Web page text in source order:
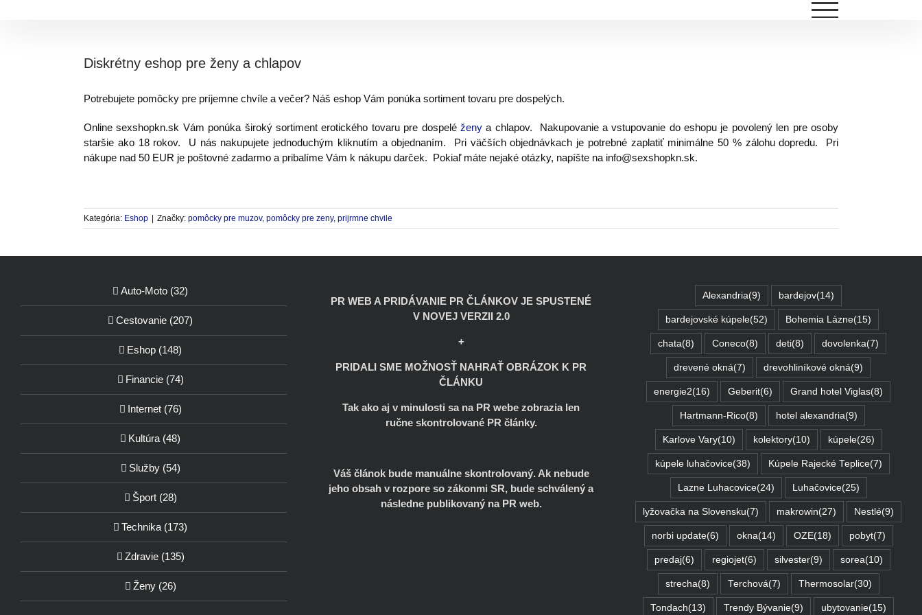
Diskrétny eshop pre ženy a chlapov
Potrebujete pomôcky pre príjemne chvíle a večer? Náš eshop Vám ponúka sortiment tovaru pre dospelých.
Online sexshopkn.sk Vám ponúka široký sortiment erotického tovaru pre dospelé ženya chlapov. Nakupovanie a vstupovanie do eshopu je povolený len pre osoby
staršie ako 18 rokov. U nás nakupujete jednoduchým kliknutím a objednaním. Pri väčších objednávkach je potrebné zaplatiť minimálne 50 % zálohu dopredu. Pri
nákupe nad 50 EUR je poštovné zadarmo a pribalíme Vám k nákupu darček. Pokiaľ máte nejaké otázky, napíšte na info@sexshopkn.sk.
Kategória: Eshop Značky: pomôcky pre muzov, pomôcky pre zeny, prijrmne chvile
Auto-Moto (32)
Cestovanie (207)
Eshop (148)
Financie (74)
Internet (76)
Kultúra (48)
Služby (54)
Šport (28)
Technika (173)
Zdravie (135)
Ženy (26)
PR WEB A PRIDÁVANIE PR ČLÁNKOV JE SPUSTENÉ
V NOVEJ VERZII 2.0
+
PRIDALI SME MOŽNOSŤ NAHRAŤ OBRÁZOK K PR
ČLÁNKU
Tak ako aj v minulosti sa na PR webe zobrazia len
ručne skontrolované PR články.
Váš článok bude manuálne skontrolovaný. Ak nebude
jeho obsah v rozpore so zákonmi SR, bude schválený a
následne publikovaný na PR web.
Alexandria(9) bardejov(14)
bardejovské kúpele(52) Bohemia Lázne(15)
chata(8) Coneco(8) deti(8) dovolenka(7)
drevené okná(7) drevohliníkové okná(9)
energie2(16) Geberit(6) Grand hotel Viglas(8)
Hartmann-Rico(8) hotel alexandria(9)
Karlove Vary(10) kolektory(10) kúpele(26)
kúpele luhačovice(38) Kúpele Rajecké Teplice(7)
Lazne Luhacovice(24) Luhačovice(25)
lyžovačka na Slovensku(7) makrowin(27) Nestlé(9)
norbi update(6) okna(14) OZE(18) pobyt(7)
predaj(6) regiojet(6) silvester(9) sorea(10)
strecha(8) Terchová(7) Thermosolar(30)
Tondach(13) Trendy Bývanie(9) ubytovanie(15)